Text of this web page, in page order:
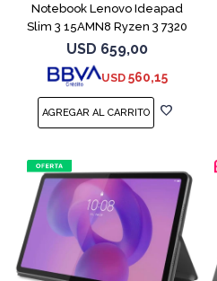
Notebook Lenovo Ideapad
Slim 3 15AMN8 Ryzen 3 7320
256GB 8GB
USD 659,00
USD 560,15